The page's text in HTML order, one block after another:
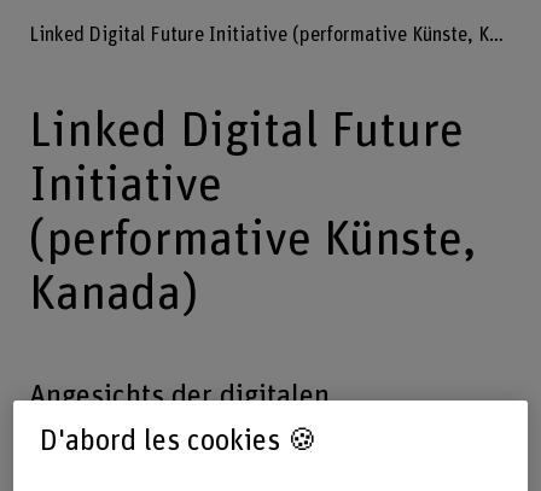
Linked Digital Future Initiative (performative Künste, Kanada)
Linked Digital Future
Initiative
(performative Künste,
Kanada)
Angesichts der digitalen
Transformation führt die Canadian Arts
D'abord les cookies 🍪